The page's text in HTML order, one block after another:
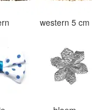
western 5 cm